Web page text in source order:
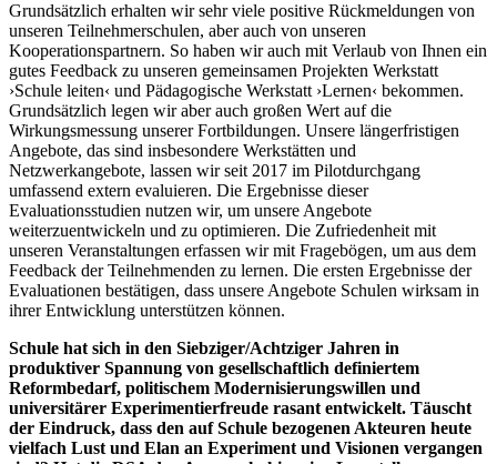
Grundsätzlich erhalten wir sehr viele positive Rückmeldungen von
unseren Teilnehmerschulen, aber auch von unseren
Kooperationspartnern. So haben wir auch mit Verlaub von Ihnen ein
gutes Feedback zu unseren gemeinsamen Projekten Werkstatt
›Schule leiten‹ und Pädagogische Werkstatt ›Lernen‹ bekommen.
Grundsätzlich legen wir aber auch großen Wert auf die
Wirkungsmessung unserer Fortbildungen. Unsere längerfristigen
Angebote, das sind insbesondere Werkstätten und
Netzwerkangebote, lassen wir seit 2017 im Pilotdurchgang
umfassend extern evaluieren. Die Ergebnisse dieser
Evaluationsstudien nutzen wir, um unsere Angebote
weiterzuentwickeln und zu optimieren. Die Zufriedenheit mit
unseren Veranstaltungen erfassen wir mit Fragebögen, um aus dem
Feedback der Teilnehmenden zu lernen. Die ersten Ergebnisse der
Evaluationen bestätigen, dass unsere Angebote Schulen wirksam in
ihrer Entwicklung unterstützen können.
Schule hat sich in den Siebziger/Achtziger Jahren in
produktiver Spannung von gesellschaftlich definiertem
Reformbedarf, politischem Modernisierungswillen und
universitärer Experimentierfreude rasant entwickelt. Täuscht
der Eindruck, dass den auf Schule bezogenen Akteuren heute
vielfach Lust und Elan an Experiment und Visionen vergangen